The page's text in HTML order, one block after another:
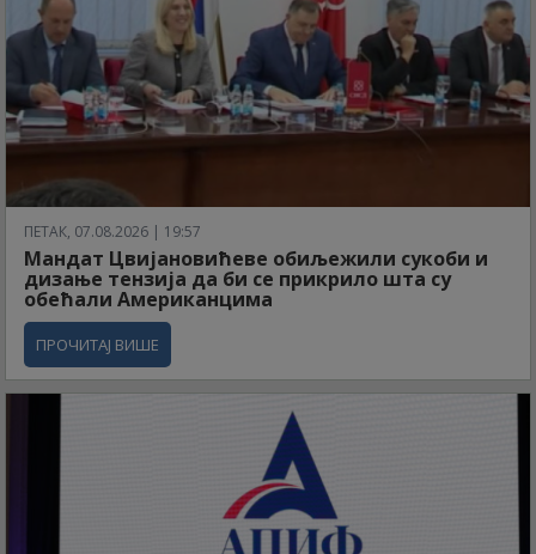
ПЕТАК, 07.08.2026 | 19:57
Мандат Цвијановићеве обиљежили сукоби и
дизање тензија да би се прикрило шта су
обећали Американцима
ПРОЧИТАЈ ВИШЕ